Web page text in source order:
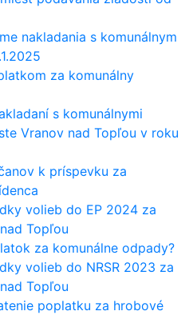
nakladania s komunálnym
za komunálny
s komunálnymi
Vranov nad Topľou v roku
k príspevku za
volieb do EP 2024 za
Topľou
za komunálne odpady?
volieb do NRSR 2023 za
Topľou
poplatku za hrobové